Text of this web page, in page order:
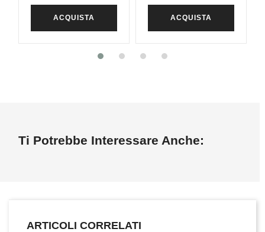
ACQUISTA ACQUISTA
Ti Potrebbe Interessare Anche:
ARTICOLI CORRELATI